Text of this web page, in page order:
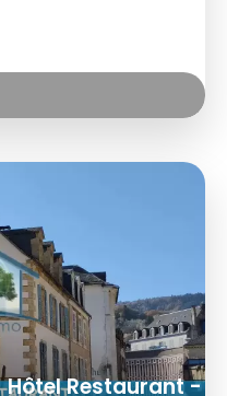
Restaurant -